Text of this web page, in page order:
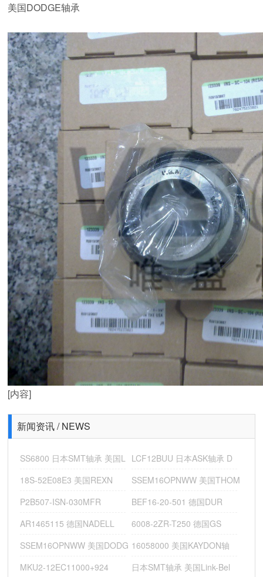
美国Thomson行星减速机
美国DODGE轴承
[内容]
新闻资讯 / NEWS
SS6800 日本SMT轴承 美国L LCF12BUU 日本ASK轴承 D
18S-52E08E3 美国REXN
SSEM16OPNWW 美国THOM
P2B507-ISN-030MFR
BEF16-20-501 德国DUR
AR1465115 德国NADELL
6008-2ZR-T250 德国GS
SSEM16OPNWW 美国DODG 16058000 美国KAYDON轴
MKU2-12EC11000+924
日本SMT轴承 美国Link-Bel